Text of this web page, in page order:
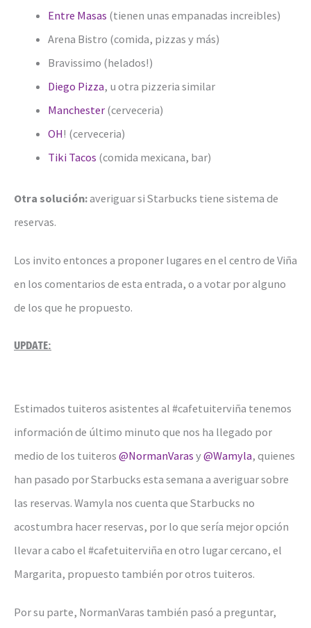
Entre Masas (tienen unas empanadas increibles)
Arena Bistro (comida, pizzas y más)
Bravissimo (helados!)
Diego Pizza, u otra pizzeria similar
Manchester (cerveceria)
OH! (cerveceria)
Tiki Tacos (comida mexicana, bar)
Otra solución:averiguar si Starbucks tiene sistema de
reservas.
Los invito entonces a proponer lugares en el centro de Viña
en los comentarios de esta entrada, o a votar por alguno
de los que he propuesto.
UPDATE:
Estimados tuiteros asistentes al #cafetuiterviña tenemos
información de último minuto que nos ha llegado por
medio de los tuiteros @NormanVaras y@Wamyla, quienes
han pasado por Starbucks esta semana a averiguar sobre
las reservas. Wamyla nos cuenta que Starbucks no
acostumbra hacer reservas, por lo que sería mejor opción
llevar a cabo el #cafetuiterviña en otro lugar cercano, el
Margarita, propuesto también por otros tuiteros.
Por su parte, NormanVaras también pasó a preguntar,